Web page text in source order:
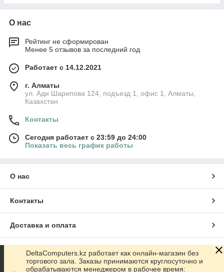
О нас
Рейтинг не сформирован
Менее 5 отзывов за последний год
Работает с 14.12.2021
г. Алматы
ул. Ади Шарипова 124, подъезд 1, офис 1, Алматы,
Казахстан
Контакты
Сегодня работает с 23:59 до 24:00
Показать весь график работы
О нас
Контакты
Доставка и оплата
График работы
DeltaComputers.kz работает как онлайн-магазин без
торгового зала. Заказы принимаются круглосуточно и
обрабатываются менеджером в рабочее время: